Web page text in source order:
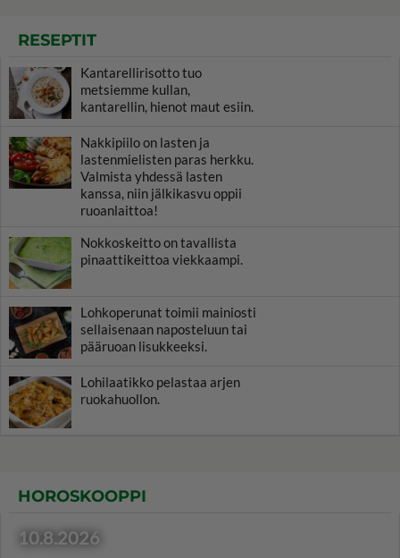
RESEPTIT
Kantarellirisotto tuo
metsiemme kullan,
kantarellin, hienot maut esiin.
Nakkipiilo on lasten ja
lastenmielisten paras herkku.
Valmista yhdessä lasten
kanssa, niin jälkikasvu oppii
ruoanlaittoa!
Nokkoskeitto on tavallista
pinaattikeittoa viekkaampi.
Lohkoperunat toimii mainiosti
sellaisenaan naposteluun tai
pääruoan lisukkeeksi.
Lohilaatikko pelastaa arjen
ruokahuollon.
HOROSKOOPPI
10.8.2026